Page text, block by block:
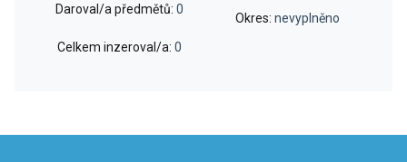
Daroval/a předmětů: 0
Celkem inzeroval/a: 0
Okres: nevyplněno